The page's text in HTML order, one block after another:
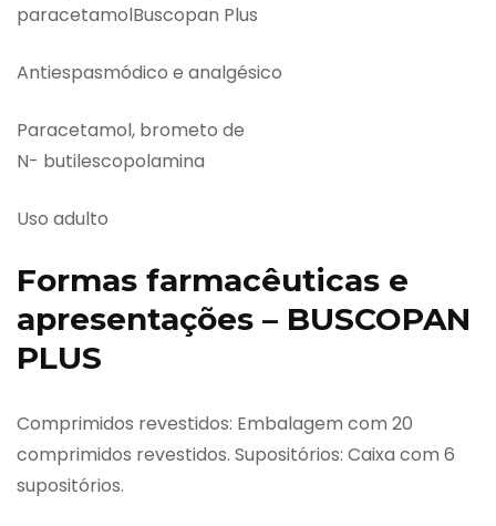
paracetamolBuscopan Plus
Antiespasmódico e analgésico
Paracetamol, brometo de
N- butilescopolamina
Uso adulto
Formas farmacêuticas e
apresentações – BUSCOPAN
PLUS
Comprimidos revestidos: Embalagem com 20
comprimidos revestidos. Supositórios: Caixa com 6
supositórios.